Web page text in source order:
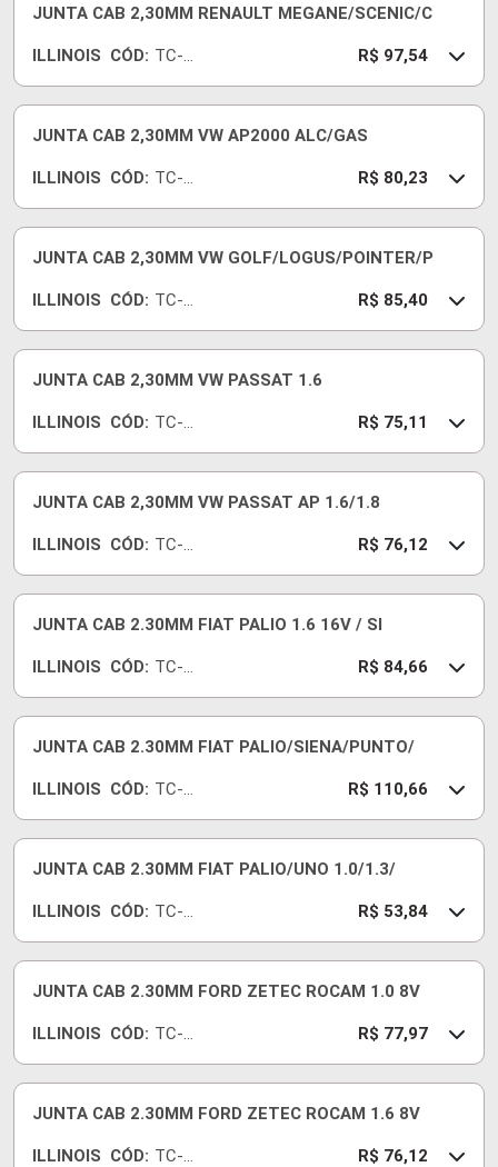
JUNTA CAB 2,30MM RENAULT MEGANE/SCENIC/C
ILLINOIS CÓD: TC-
18
R$ 97,54
JUNTA CAB 2,30MM VW AP2000 ALC/GAS
ILLINOIS CÓD: TC-
18
R$ 80,23
JUNTA CAB 2,30MM VW GOLF/LOGUS/POINTER/P
ILLINOIS CÓD: TC-
18
R$ 85,40
JUNTA CAB 2,30MM VW PASSAT 1.6
ILLINOIS CÓD: TC-
18
R$ 75,11
JUNTA CAB 2,30MM VW PASSAT AP 1.6/1.8
ILLINOIS CÓD: TC-
18
R$ 76,12
JUNTA CAB 2.30MM FIAT PALIO 1.6 16V / SI
ILLINOIS CÓD: TC-
18
R$ 84,66
JUNTA CAB 2.30MM FIAT PALIO/SIENA/PUNTO/
ILLINOIS CÓD: TC-
18
R$ 110,66
JUNTA CAB 2.30MM FIAT PALIO/UNO 1.0/1.3/
ILLINOIS CÓD: TC-
18
R$ 53,84
JUNTA CAB 2.30MM FORD ZETEC ROCAM 1.0 8V
ILLINOIS CÓD: TC-
18
R$ 77,97
JUNTA CAB 2.30MM FORD ZETEC ROCAM 1.6 8V
ILLINOIS CÓD: TC-
R$ 76,12